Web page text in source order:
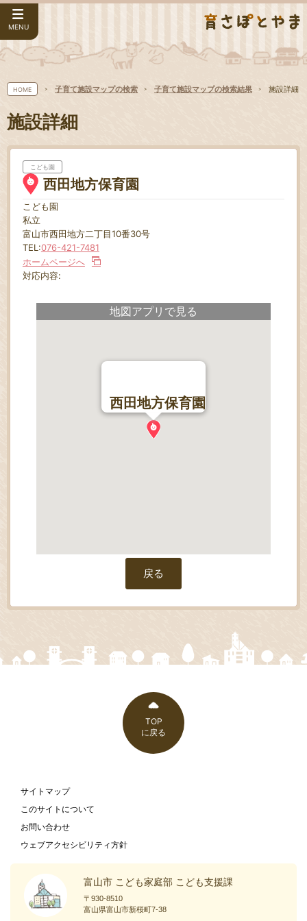
MENU
HOME 子育て施設マップの検索 子育て施設マップの検索結果 施設詳細
施設詳細
こども園
西田地方保育園
こども園
私立
富山市西田地方二丁目10番30号
TEL:076-421-7481
ホームページへ
対応内容:
地図アプリで見る
西田地方保育園
戻る
TOP
に戻る
サイトマップ
このサイトについて
お問い合わせ
ウェブアクセシビリティ方針
富山市 こども家庭部 こども支援課
〒930-8510
富山県富山市新桜町7-38